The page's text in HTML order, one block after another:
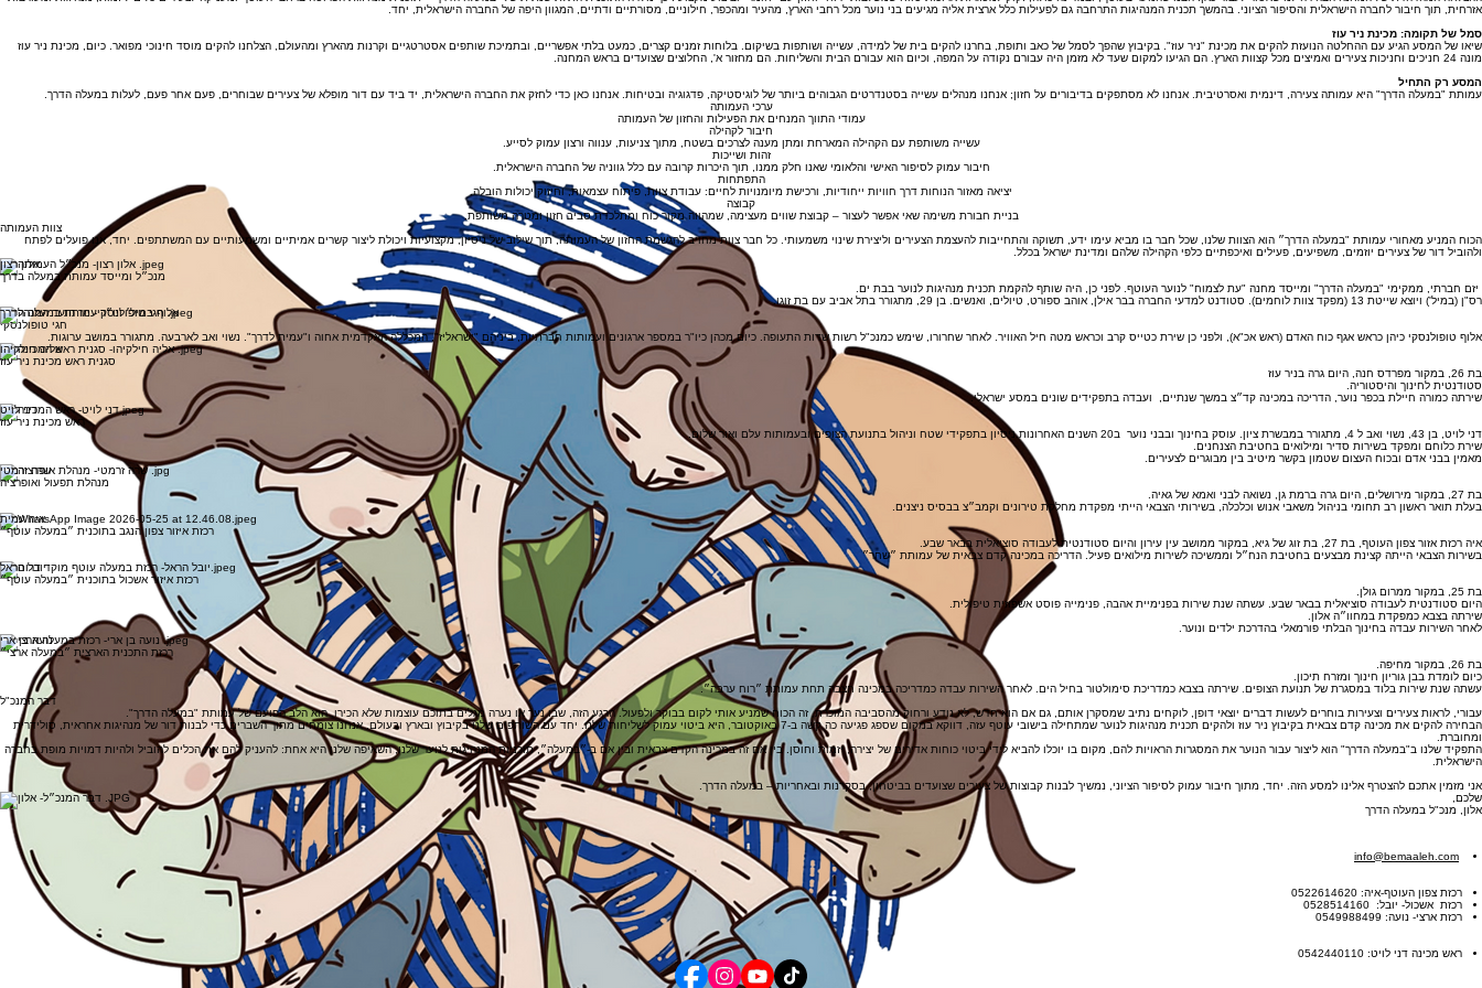
מהצלחה מקומית לחזון לאומי
ההצלחה המהדהדת של המחנה הבהירה לנו שאסור לעצור כאן. הבנו שהנוער בעוטף, ובמדינה כולה, זקוק למסגרות ארוכות טווח שמשלבות "רוח" וחזון עם "חומר" וביצוע מקצועי. כך נולדה התוכנית התלת-שנתית של "במעלה הדרך" - תוכנית מנהיגות הפרוסה ברחבי העוטף ומעניקה לצעירים כלים ליזמות, מנהיגות ומעורבות
אזרחית, תוך חיבור לחברה הישראלית והסיפור הציוני. בהמשך תכנית המנהיגות התרחבה גם לפעילות כלל ארצית אליה מגיעים בני נוער מכל רחבי הארץ, מהעיר ומהכפר, חילוניים, מסורתיים ודתיים, המגוון היפה של החברה הישראלית, יחד.
סמל של תקומה: מכינת ניר עוז
שיאו של המסע הגיע עם ההחלטה הנועזת להקים את מכינת "ניר עוז". בקיבוץ שהפך לסמל של כאב ותופת, בחרנו להקים בית של למידה, עשייה ושותפות בשיקום. בלוחות זמנים קצרים, כמעט בלתי אפשריים, ובתמיכת שותפים אסטרטגיים וקרנות מהארץ ומהעולם, הצלחנו להקים מוסד חינוכי מפואר. כיום, מכינת ניר עוז
מונה 24 חניכים וחניכות צעירים ואמיצים מכל קצוות הארץ. הם הגיעו למקום שעד לא מזמן היה עבורם נקודה על המפה, וכיום הוא עבורם הבית והשליחות. הם מחזור א', החלוצים שצועדים בראש המחנה.
עמותת "במעלה הדרך" היא עמותה צעירה, דינמית ואסרטיבית. אנחנו לא מסתפקים בדיבורים על חזון; אנחנו מנהלים עשייה בסטנדרטים הגבוהים ביותר של לוגיסטיקה, פדגוגיה ובטיחות. אנחנו כאן כדי לחזק את החברה הישראלית, יד ביד עם דור מופלא של צעירים שבוחרים, פעם אחר פעם, לעלות במעלה הדרך.
ערכי העמותה
עמודי התווך המנחים את הפעילות והחזון של העמותה
חיבור לקהילה
עשייה משותפת עם הקהילה המארחת ומתן מענה לצרכים בשטח, מתוך צניעות, ענווה ורצון עמוק לסייע.
זהות ושייכות
חיבור עמוק לסיפור האישי והלאומי שאנו חלק ממנו, תוך היכרות קרובה עם כלל גווניה של החברה הישראלית.
התפתחות
יציאה מאזור הנוחות דרך חוויות ייחודיות, ורכישת מיומנויות לחיים: עבודת צוות, פיתוח עצמאות, וחיזוק יכולות הובלה.
בניית חבורת משימה שאי אפשר לעצור – קבוצת שווים מעצימה, שמהווה מקור כוח ומתלכדת סביב חזון ומטרה משותפת.
הכוח המניע מאחורי עמותת "במעלה הדרך״ הוא הצוות שלנו, שכל חבר בו מביא עימו ידע, תשוקה והתחייבות להעצמת הצעירים וליצירת שינוי משמעותי. כל חבר צוות מחויב להגשמת החזון של העמותה, תוך שילוב של ניסיון, מקצועיות ויכולת ליצור קשרים אמיתיים ומשמעותיים עם המשתתפים. יחד, אנו פועלים לפתח
אלון רצון
מנכ״ל ומייסד עמותת במעלה בדרך
יזם חברתי, ממקימי "במעלה הדרך" ומייסד מחנה "עת לצמוח" לנוער העוטף. לפני כן, היה שותף להקמת תכנית מנהיגות לנוער בבת ים.
אלוף במיל׳ ויו״ר עמותת במעלה הדרך
חגי טופולנסקי
אלוף טופולנסקי כיהן כראש אגף כוח האדם (ראש אכ"א), ולפני כן שירת כטייס קרב וכראש מטה חיל האוויר. לאחר שחרורו, שימש כמנכ"ל רשות שדות התעופה. כיום מכהן כיו"ר במספר ארגונים ועמותות חברתיות, ביניהם "ישראליז", המכללה האקדמית אחוה ו"עמית לדרך". נשוי ואב לארבעה. מתגורר במושב ערוגות.
אליה חילקיהו
סגנית ראש מכינת ניר עוז
בת 26, במקור מפרדס חנה, היום גרה בניר עוז
שירתה כמורה חיילת בכפר נוער, הדריכה במכינה קד״צ במשך שנתיים, ועבדה בתפקידים שונים במסע ישראלי.
דני לויט, בן 43, נשוי ואב ל 4, מתגורר במבשרת ציון. עוסק בחינוך ובבני נוער ב20 השנים האחרונות.ניסיון בתפקידי שטח וניהול בתנועת הצופים ובעמותות עלם ואור שלום.
שירת כלוחם ומפקד בשירות סדיר ומילואים בחטיבת הצנחנים.
בעלת תואר ראשון רב תחומי בניהול משאבי אנוש וכלכלה, בשירותי הצבאי הייתי מפקדת מחלקת טירונים וקמב״צ בבסיס ניצנים.
איה עמית
רכזת איזור צפון הנגב בתוכנית ״במעלה עוטף״
איה רכזת אזור צפון העוטף, בת 27, בת זוג של גיא, במקור ממושב עין עירון והיום סטודנטית לעבודה סוציאלית בבאר שבע.
בשירות הצבאי הייתה קצינת מבצעים בחטיבת הנח״ל וממשיכה לשירות מילואים פעיל. הדריכה במכינה קדם צבאית של עמותת ״שחר״
יובל הראל
רכזת איזור אשכול בתוכנית ״במעלה עוטף״
בת 25, במקור ממרום גולן.
היום סטודנטית לעבודה סוציאלית בבאר שבע. עשתה שנת שירות בפנימיית אהבה, פנימייה פוסט אשפוזית טיפולית.
שירתה בצבא כמפקדת במחוו״ה אלון.
נועה בן ארי
רכזת התכנית הארצית ״במעלה ארצי״
בת 26, במקור מחיפה.
עשתה שנת שירות בלוד במסגרת של תנועת הצופים. שירתה בצבא כמדריכת סימולטור בחיל הים. לאחר השירות עבדה כמדריכה במכינה חצבה תחת עמותת ״רוח ערבה״.
דבר המנכ"ל
עבורי, לראות צעירים וצעירות בוחרים לעשות דברים יוצאי דופן, לוקחים נתיב שמסקרן אותם, גם אם הוא חדש, לא נודע ורחוק מהסביבה המוכרת, זה הכוח שמניע אותי לקום בבוקר ולפעול. הרגע הזה, שבו נער או נערה מגלים בתוכם עוצמות שלא הכירו, הוא הלב הפועם של עמותת "במעלה הדרך".
הבחירה להקים את מכינה קדם צבאית בקיבוץ ניר עוז ולהקים תכנית מנהיגות לנוער שמתחילה בישובי עוטף עזה, דווקא במקום שספג פגיעה כה קשה ב-7 באוקטובר, היא ביטוי עמוק לשליחות שלנו. יחד עם השותפים שלנו בקיבוץ ובארץ ובעולם, אנחנו צומחים מתוך השברים כדי לבנות דור של מנהיגות אחראית, סולידרית
ומחוברת.
התפקיד שלנו ב"במעלה הדרך" הוא ליצור עבור הנוער את המסגרות הראויות להם, מקום בו יוכלו להביא לידי ביטוי כוחות אדירים של יצירה, יזמות וחוסן. בין אם זה במכינה הקדם צבאית ובין אם ב-״במעלה״, תוכניות המנהיגות לנוער שלנו, השאיפה שלנו היא אחת: להעניק להם את הכלים להוביל ולהיות דמויות מופת בחברה
הישראלית.
אני מזמין אתכם להצטרף אלינו למסע הזה. יחד, מתוך חיבור עמוק לסיפור הציוני, נמשיך לבנות קבוצות של צעירים שצועדים בביטחון, בסקרנות ובאחריות – במעלה הדרך.
שלכם,
מוזמנים ליצור איתנו קשר:
רכזות תוכנית הנוער:
רכזת צפון העוטף-איה: 0522614620